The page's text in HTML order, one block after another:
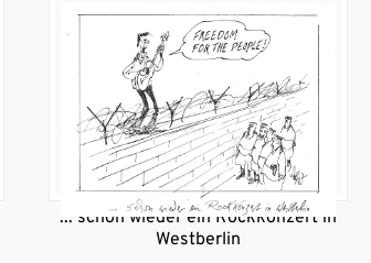
... schon wieder ein Rockkonzert in
Westberlin